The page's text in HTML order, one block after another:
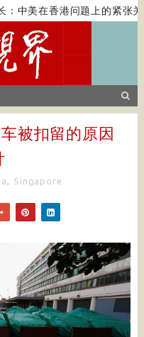
中美在香港问题上的紧张关
被扣留的原因
, Singapore